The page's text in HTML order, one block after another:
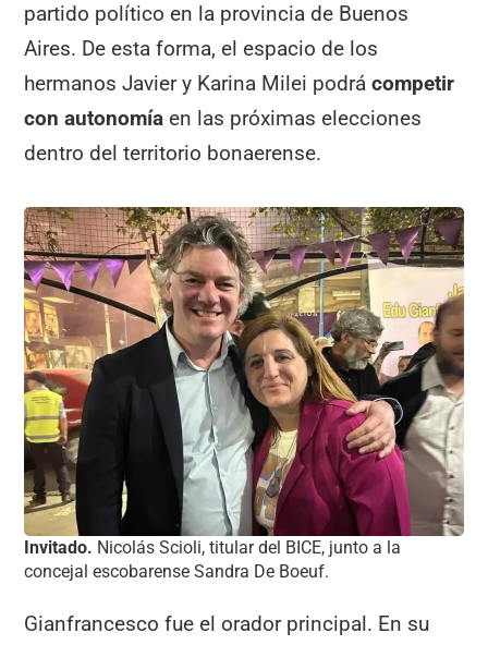
partido político en la provincia de Buenos
Aires. De esta forma, el espacio de los
hermanos Javier y Karina Milei podrácompetir
con autonomía en las próximas elecciones
dentro del territorio bonaerense.
Invitado. Nicolás Scioli, titular del BICE, junto a la
concejal escobarense Sandra De Boeuf.
Gianfrancesco fue el orador principal. En su